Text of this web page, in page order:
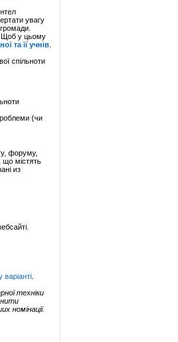
увагу
Щоб у цьому
та її учнів
спільноти
(чи
форуму,
що містять
из
техніки
номінації.